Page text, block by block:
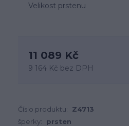
Velikost prstenu
11 089 Kč
9 164 Kč bez DPH
Číslo produktu: Z4713
šperky:
prsten